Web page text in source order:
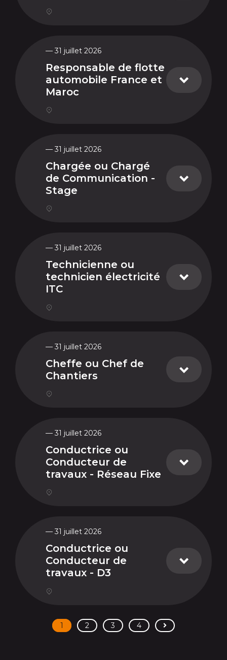
— 31 juillet 2026
Responsable de flotte
automobile France et
Maroc
— 31 juillet 2026
Chargée ou Chargé
de Communication -
Stage
— 31 juillet 2026
Technicienne ou
technicien électricité
ITC
— 31 juillet 2026
Cheffe ou Chef de
Chantiers
— 31 juillet 2026
Conductrice ou
Conducteur de
travaux - Réseau Fixe
— 31 juillet 2026
Conductrice ou
Conducteur de
travaux - D3
1 2 3 4 >